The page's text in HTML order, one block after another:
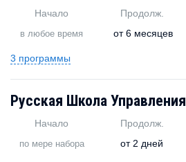
Начало
в любое время
Продолж.
от6 месяцев
3 программы
Русская Школа Управления
Начало
по мере набора
Продолж.
от 2 дней